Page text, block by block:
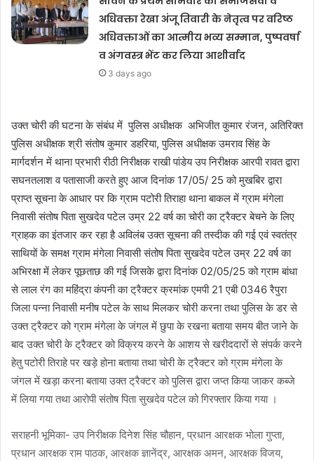
अधिवक्ता रेखा अंजू तिवारी के नेतृत्व पर वरिष्ठ
अधिवक्ताओं का आत्मीय भव्य सम्मान, पुष्पवर्षा
व अंगवस्त्र भेंट कर लिया आशीर्वाद
3 days ago
उक्त चोरी की घटना के संबंध में पुलिस अधीक्षक अभिजीत कुमार रंजन, अतिरिक्त
पुलिस अधीक्षक श्री संतोष कुमार डहरिया, पुलिस अधीक्षक उमराव सिंह के
मार्गदर्शन में थाना प्रभारी रीठी निरीक्षक राखी पांडेय उप निरीक्षक आरपी रावत द्वारा
सघनतलाश व पतासाजी करते हुए आज दिनांक 17/05/ 25 को मुखबिर द्वारा
प्राप्त सूचना के आधार पर कि ग्राम पटोरी तिराहा थाना बाकल में ग्राम मंगेला
निवासी संतोष पिता सुखदेव पटेल उम्र 22 वर्ष का चोरी का ट्रैक्टर बेचने के लिए
ग्राहक का इंतजार कर रहा है अविलंब उक्त सूचना की तस्दीक की गई एवं स्वतंत्र
साथियों के समक्ष ग्राम मंगेला निवासी संतोष पिता सुखदेव पटेल उम्र 22 वर्ष का
अभिरक्षा में लेकर पूछताछ की गई जिसके द्वारा दिनांक 02/05/25 को ग्राम बांधा
से लाल रंग का महिंद्रा कंपनी का ट्रैक्टर क्रमांक एमपी 21 एबी 0346 रैपुरा
जिला पन्ना निवासी मनीष पटेल के साथ मिलकर चोरी करना तथा पुलिस के डर से
उक्त ट्रैक्टर को ग्राम मंगेला के जंगल में छुपा के रखना बताया समय बीत जाने के
बाद उक्त चोरी के ट्रैक्टर को विक्रय करने के आशय से खरीददारों से संपर्क करने
हेतु पटोरी तिराहे पर खड़े होना बताया तथा चोरी के ट्रैक्टर को ग्राम मंगेला के
जंगल में खड़ा करना बताया उक्त ट्रैक्टर को पुलिस द्वारा जप्त किया जाकर कब्जे
में लिया गया तथा आरोपी संतोष पिता सुखदेव पटेल को गिरफ्तार किया गया ।
सराहनी भूमिका- उप निरीक्षक दिनेश सिंह चौहान, प्रधान आरक्षक भोला गुप्ता,
प्रधान आरक्षक राम पाठक, आरक्षक ज्ञानेंद्र, आरक्षक अमन, आरक्षक विजय,